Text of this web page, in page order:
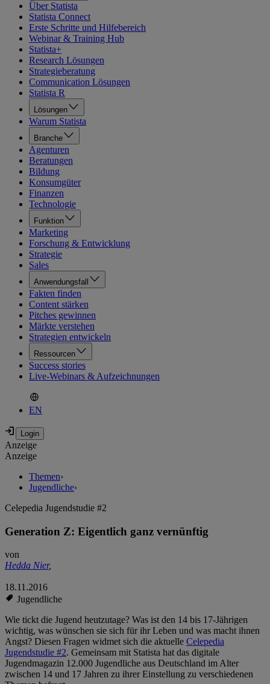
Über Statista
Statista Connect
Erste Schritte und Hilfebereich
Webinar & Training Hub
Statista+
Research Lösungen
Strategieberatung
Communication Lösungen
Statista R
Lösungen
Warum Statista
Branche
Agenturen
Beratungen
Bildung
Konsumgüter
Finanzen
Technologie
Funktion
Marketing
Forschung & Entwicklung
Strategie
Sales
Anwendungsfall
Fakten finden
Content stärken
Pitches gewinnen
Märkte verstehen
Strategien entwickeln
Ressourcen
Success stories
Live-Webinars & Aufzeichnungen
EN
Anzeige
Anzeige
Themen›
Jugendliche›
Celepedia Jugendstudie #2
Generation Z: Eigentlich ganz vernünftig
von
Hedda Nier,
18.11.2016
Jugendliche
Wie tickt die Jugend heutzutage? Was ist den 14 bis 17-Jährigen
wichtig, was wünschen sie sich für ihr Leben und was macht ihnen
Angst? Diesen Fragen widmet sich die aktuelle Celepedia
Jugendstudie #2. Gemeinsam mit Statista hat das digitale
Jugendmagazin 12.000 Jugendliche aus Deutschland im Alter
zwischen 14 und 17 Jahren zu ihrer Einstellung zu verschiedenen